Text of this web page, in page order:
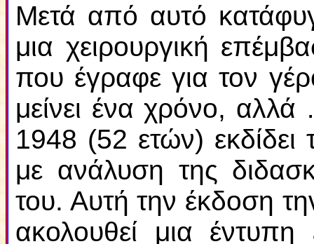
Μετά από αυτό
μια χειρουργική
που έγραφε για τον
μείνει ένα χρόνο,
1948 (52 ετών)
με ανάλυση της
του. Αυτή την έκδοση
ακολουθεί μια